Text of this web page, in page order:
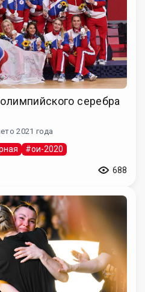
серебра
2021 года
#ои-2020
688